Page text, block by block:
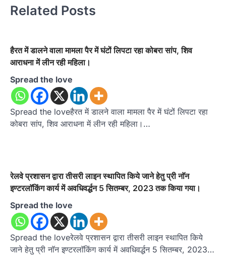
Related Posts
हैरत में डालने वाला मामला पैर में घंटों लिपटा रहा कोबरा सांप, शिव
आराधना में लीन रही महिला।
Spread the love
Spread the loveहैरत में डालने वाला मामला पैर में घंटों लिपटा रहा
कोबरा सांप, शिव आराधना में लीन रही महिला।…
रेलवे प्रशासन द्वारा तीसरी लाइन स्थापित किये जाने हेतु प्री नाॅन
इण्टरलाॅकिंग कार्य में अवधिवर्द्धन 5 सितम्बर, 2023 तक किया गया।
Spread the love
Spread the loveरेलवे प्रशासन द्वारा तीसरी लाइन स्थापित किये
जाने हेतु प्री नाॅन इण्टरलाॅकिंग कार्य में अवधिवर्द्धन 5 सितम्बर, 2023…